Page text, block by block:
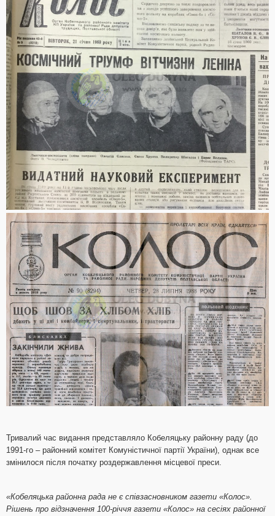
Тривалий час видання представляло Кобеляцьку районну раду (до
1991-го – районний комітет Комуністичної партії України), однак все
змінилося після початку роздержавлення місцевої преси.
«Кобеляцька районна рада не є співзасновником газети «Колос».
Рішень про відзначення 100-річчя газети «Колос» на сесіях районної